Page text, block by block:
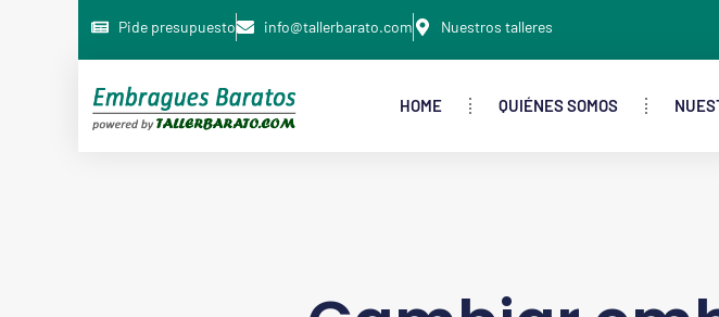
Pide presupuesto info@tallerbarato.com Nuestros talleres
HOME QUIÉNES SOMOS